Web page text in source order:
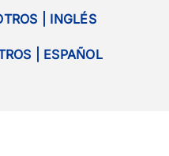
| INGLÉS
| ESPAÑOL